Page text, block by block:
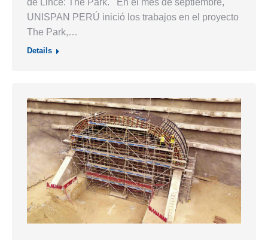
UNISPAN PERÚ inició los trabajos en el proyecto
The Park,…
Details